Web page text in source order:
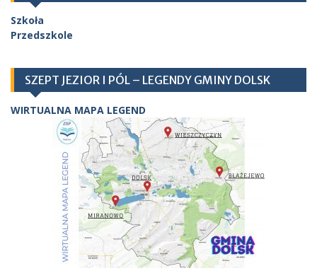
Szkoła
Przedszkole
SZEPT JEZIOR I PÓL – LEGENDY GMINY DOLSK
WIRTUALNA MAPA LEGEND